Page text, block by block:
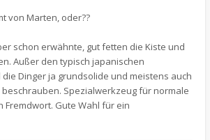
von Marten, oder??
schon erwähnte, gut fetten die Kiste und
Außer den typisch japanischen
Dinger ja grundsolide und meistens auch
Spezialwerkzeug für normale
Fremdwort. Gute Wahl für ein